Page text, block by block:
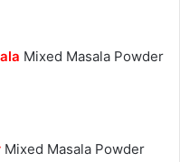
Mixed Masala Powder
Mixed Masala Powder